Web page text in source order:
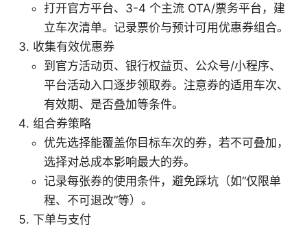
打开官方平台、3-4 个主流 OTA/票务平台，建
立车次清单。记录票价与预计可用优惠券组合。
收集有效优惠券
到官方活动页、银行权益页、公众号/小程序、
平台活动入口逐步领取券。注意券的适用车次、
有效期、是否叠加等条件。
组合券策略
优先选择能覆盖你目标车次的券，若不可叠加，
选择对总成本影响最大的券。
记录每张券的使用条件，避免踩坑（如“仅限单
程、不可退改”等）。
下单与支付